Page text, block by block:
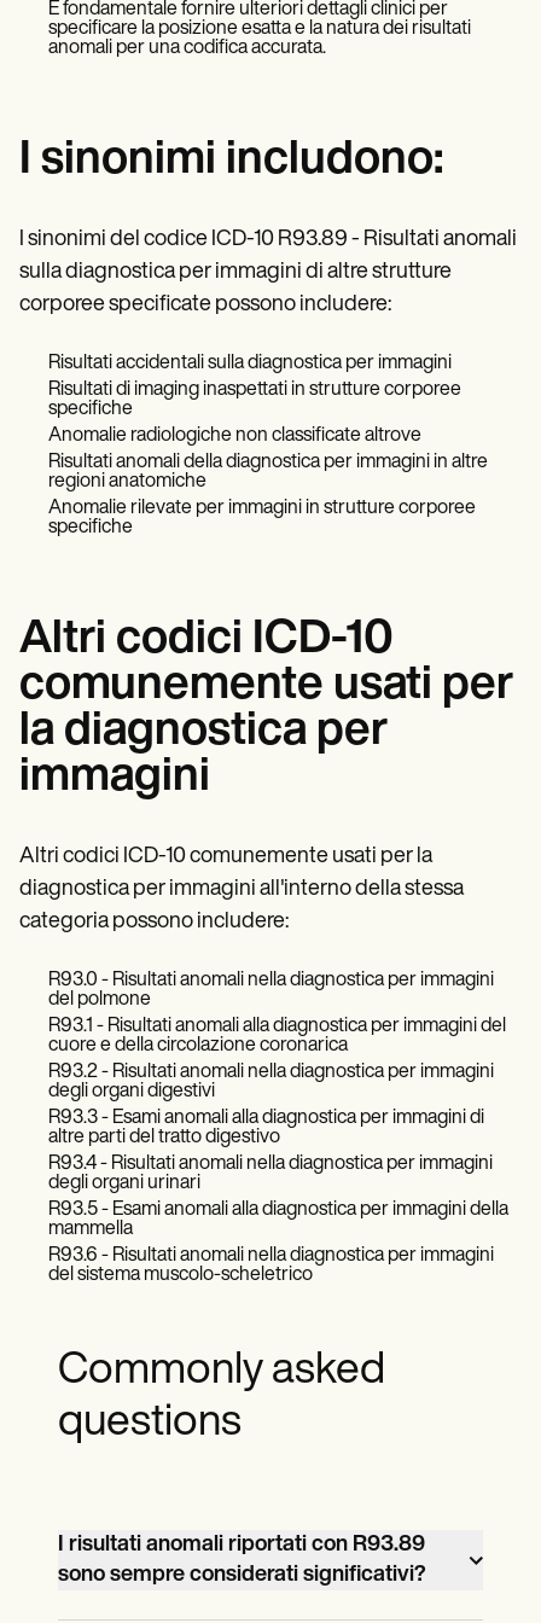
È fondamentale fornire ulteriori dettagli clinici per
specificare la posizione esatta e la natura dei risultati
anomali per una codifica accurata.
I sinonimi includono:
I sinonimi del codice ICD-10 R93.89 - Risultati anomali
sulla diagnostica per immagini di altre strutture
corporee specificate possono includere:
Risultati accidentali sulla diagnostica per immagini
Risultati di imaging inaspettati in strutture corporee
specifiche
Anomalie radiologiche non classificate altrove
Risultati anomali della diagnostica per immagini in altre
regioni anatomiche
Anomalie rilevate per immagini in strutture corporee
specifiche
Altri codici ICD-10
comunemente usati per
la diagnostica per
immagini
Altri codici ICD-10 comunemente usati per la
diagnostica per immagini all'interno della stessa
categoria possono includere:
R93.0 - Risultati anomali nella diagnostica per immagini
del polmone
R93.1 - Risultati anomali alla diagnostica per immagini del
cuore e della circolazione coronarica
R93.2 - Risultati anomali nella diagnostica per immagini
degli organi digestivi
R93.3 - Esami anomali alla diagnostica per immagini di
altre parti del tratto digestivo
R93.4 - Risultati anomali nella diagnostica per immagini
degli organi urinari
R93.5 - Esami anomali alla diagnostica per immagini della
mammella
R93.6 - Risultati anomali nella diagnostica per immagini
del sistema muscolo-scheletrico
Commonly asked
questions
I risultati anomali riportati con R93.89
sono sempre considerati significativi?